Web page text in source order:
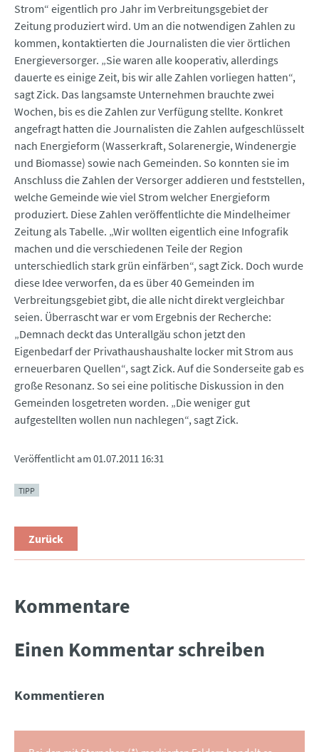
Strom“ eigentlich pro Jahr im Verbreitungsgebiet der
Zeitung produziert wird. Um an die notwendigen Zahlen zu
kommen, kontaktierten die Journalisten die vier örtlichen
Energieversorger. „Sie waren alle kooperativ, allerdings
dauerte es einige Zeit, bis wir alle Zahlen vorliegen hatten“,
sagt Zick. Das langsamste Unternehmen brauchte zwei
Wochen, bis es die Zahlen zur Verfügung stellte. Konkret
angefragt hatten die Journalisten die Zahlen aufgeschlüsselt
nach Energieform (Wasserkraft, Solarenergie, Windenergie
und Biomasse) sowie nach Gemeinden. So konnten sie im
Anschluss die Zahlen der Versorger addieren und feststellen,
welche Gemeinde wie viel Strom welcher Energieform
produziert. Diese Zahlen veröffentlichte die Mindelheimer
Zeitung als Tabelle. „Wir wollten eigentlich eine Infografik
machen und die verschiedenen Teile der Region
unterschiedlich stark grün einfärben“, sagt Zick. Doch wurde
diese Idee verworfen, da es über 40 Gemeinden im
Verbreitungsgebiet gibt, die alle nicht direkt vergleichbar
seien. Überrascht war er vom Ergebnis der Recherche:
„Demnach deckt das Unterallgäu schon jetzt den
Eigenbedarf der Privathaushaushalte locker mit Strom aus
erneuerbaren Quellen“, sagt Zick. Auf die Sonderseite gab es
große Resonanz. So sei eine politische Diskussion in den
Gemeinden losgetreten worden. „Die weniger gut
aufgestellten wollen nun nachlegen“, sagt Zick.
Veröffentlicht am01.07.2011 16:31
TIPP
Zurück
Kommentare
Einen Kommentar schreiben
Kommentieren